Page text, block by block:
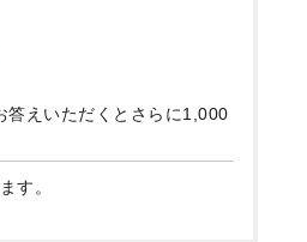
答えいただくとさらに1,000
す。